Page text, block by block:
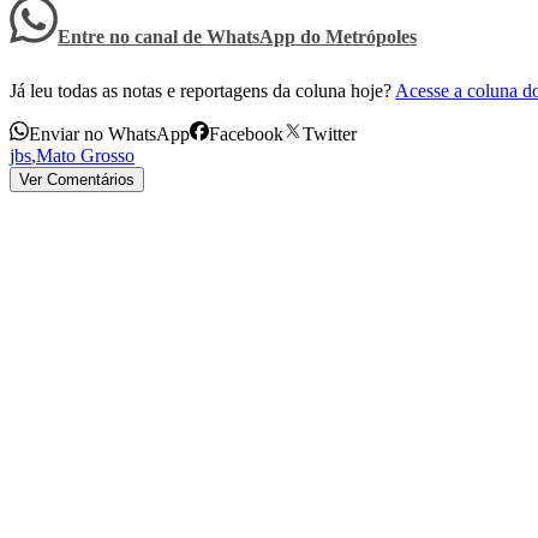
Entre no canal de WhatsApp do Metrópoles
Já leu todas as notas e reportagens da coluna hoje? Acesse a coluna
Enviar no WhatsApp Facebook
Twitter
jbs,Mato Grosso
Ver Comentários